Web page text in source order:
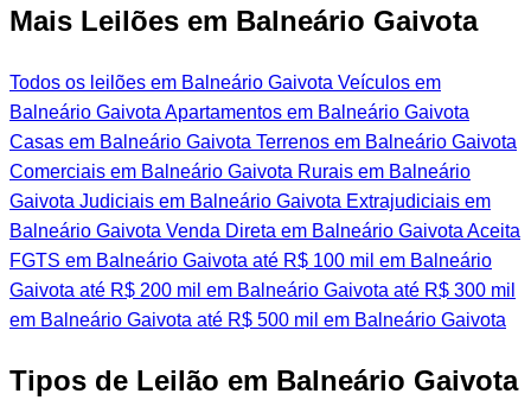
Mais Leilões em Balneário Gaivota
Todos os leilões em Balneário Gaivota Veículos em
Balneário Gaivota Apartamentos em Balneário Gaivota
Casas em Balneário Gaivota Terrenos em Balneário Gaivota
Comerciais em Balneário Gaivota Rurais em Balneário
Gaivota Judiciais em Balneário Gaivota Extrajudiciais em
Balneário Gaivota Venda Direta em Balneário Gaivota Aceita
FGTS em Balneário Gaivota até R$ 100 mil em Balneário
Gaivota até R$ 200 mil em Balneário Gaivota até R$ 300 mil
em Balneário Gaivota até R$ 500 mil em Balneário Gaivota
Tipos de Leilão em Balneário Gaivota